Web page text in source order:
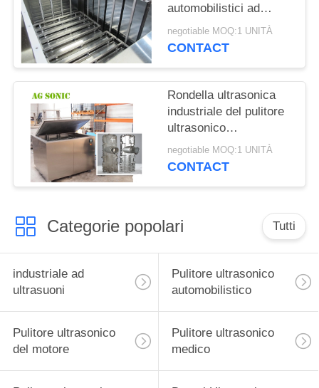
automobilistici ad
ultrasuoni per impieghi
gravosi 3600W adatto
negotiable MOQ:1 UNITÀ
CONTACT
Rondella ultrasonica
industriale del pulitore
ultrasonico
automobilistico degli ss
per gli strumenti
negotiable MOQ:1 UNITÀ
CONTACT
Categorie popolari Tutti
industriale ad
ultrasuoni
Pulitore ultrasonico
automobilistico
Pulitore ultrasonico
del motore
Pulitore ultrasonico
medico